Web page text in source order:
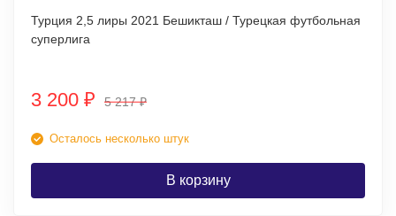
Турция 2,5 лиры 2021 Бешикташ / Турецкая футбольная
суперлига
3 200 ₽ 5 217₽
Осталось несколько штук
В корзину